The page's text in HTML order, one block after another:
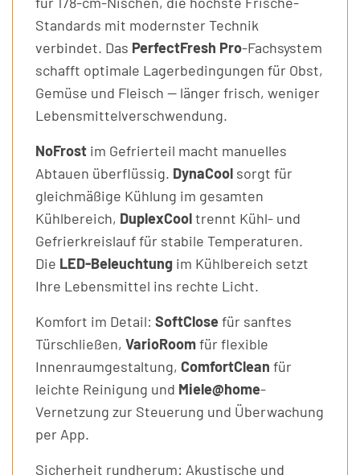
Standards mit modernster Technik
verbindet. Das PerfectFresh Pro-Fachsystem
schafft optimale Lagerbedingungen für Obst,
Gemüse und Fleisch — länger frisch, weniger
Lebensmittelverschwendung.
NoFrost im Gefrierteil macht manuelles
Abtauen überflüssig. DynaCool sorgt für
gleichmäßige Kühlung im gesamten
Kühlbereich, DuplexCooltrennt Kühl- und
Gefrierkreislauf für stabile Temperaturen.
Die LED-Beleuchtung im Kühlbereich setzt
Ihre Lebensmittel ins rechte Licht.
Komfort im Detail: SoftClosefür sanftes
Türschließen, VarioRoomfür flexible
Innenraumgestaltung, ComfortClean für
leichte Reinigung und Miele@home-
Vernetzung zur Steuerung und Überwachung
per App.
Sicherheit rundherum: Akustische und